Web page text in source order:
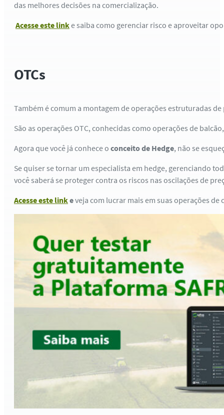
das melhores decisões na comercialização.
Acesse este linke saiba como gerenciar risco e aproveitar
OTCs
Também é comum a montagem de operações estruturadas
São as operações OTC, conhecidas como operações de
Agora que você já conhece o conceito de Hedge, não se
Se quiser se tornar um especialista em hedge, gerenciando
você saberá se proteger contra os riscos nas oscilações de
Acesse este linkeveja com lucrar mais em suas operações de